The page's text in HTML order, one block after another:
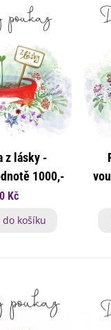
bomby - dárkový
-...
bylinky na malou
výsevný...
- osivo...
- Lilium - cibule
Kč -30%
Baby Blue -
- Eukalyptus...
z lásky -
1000,-
Kč
košíku